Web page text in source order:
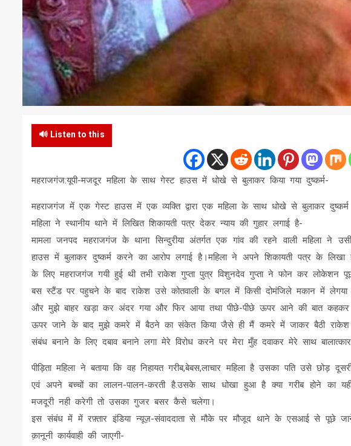
🔊 Listen to this
महराजगंज:यूपी-मजदूर महिला के साथ गेस्ट हाउस में धोखे से बुलाकर किया गया दुष्कर्म-
महराजगंज में एक गेस्ट हाउस में एक व्यक्ति द्वारा एक महिला के साथ धोखे से बुलाकर
महिला ने स्थानीय थाने में लिखित शिकायती पत्र देकर न्याय की गुहार लगाई है-
मामला जनपद महराजगंज के थाना सिन्दुरीया अंतर्गत एक गांव की रहने वाली महिला
हाउस में बुलाकर दुष्कर्म करने का आरोप लगाई है।महिला ने अपने शिकायती पत्र के
के लिए महराजगंज गयी हुई थी तभी राकेश गुप्ता पुत्र विशुनदेव गुप्ता ने फोन कर लोकेशन
बस स्टैंड पर पहुचने के बाद राकेश उसे कोतवाली के बगल में किसी दोमंजिले मकान में
और मुझे बाहर खड़ा कर अंदर गया और फिर आया तथा पीछे-पीछे ऊपर आने की बात
ऊपर जाने के बाद मुझे कमरे में बैठने का संकेत किया जैसे ही मैं कमरे में जाकर बैठी राकेश ने
संबंध बनाने के लिए दबाव बनाने लगा मेरे विरोध करने पर मेरा मुँह दवाकर मेरे साथ बालात्कार
पीड़िता महिला ने बताया कि वह निहायत गरीब,बेबस,लाचार महिला है उसका पति उसे छोड़
एवं अपने बच्चों का लालन-पालन-करती है.उसके साथ धोखा हुआ है क्या गरीब होने का
मजदूरी नही करेगी तो उसका गुजर बसर कैसे चलेगा।
इस संबंध में में रफ़्तार इंडिया न्यूज़-संवाददाता से मौके पर मौजूद थाने के एसआई से पूछे
क़ानूनी कार्यवाही की जाएगी-